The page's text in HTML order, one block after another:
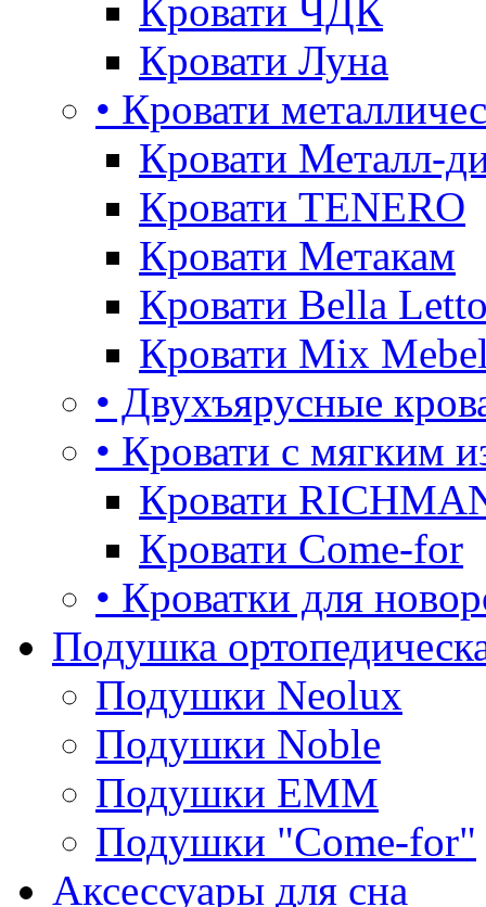
Кровати ЧДК
Кровати Луна
• Кровати
Кровати Металл-
Кровати TENERO
Кровати Метакам
Кровати Bella
Кровати Mix
• Двухъярусные
• Кровати с мягким
Кровати
Кровати Come-for
• Кроватки для
Подушка
Подушки Neolux
Подушки Noble
Подушки ЕММ
Подушки "Come-for"
Аксессуары для сна